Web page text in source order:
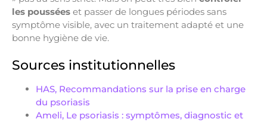
les poussées et passer de longues périodes sans
symptôme visible, avec un traitement adapté et une
bonne hygiène de vie.
Sources institutionnelles
HAS, Recommandations sur la prise en charge
du psoriasis
Ameli, Le psoriasis : symptômes, diagnostic et